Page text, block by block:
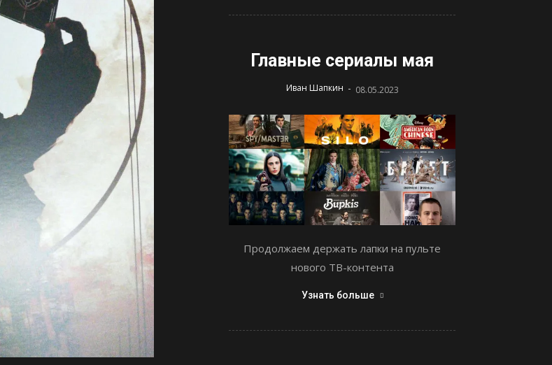
Главные сериалы мая
Иван Шапкин - 08.05.2023
Продолжаем держать лапки на пульте
нового ТВ-контента
Узнать больше